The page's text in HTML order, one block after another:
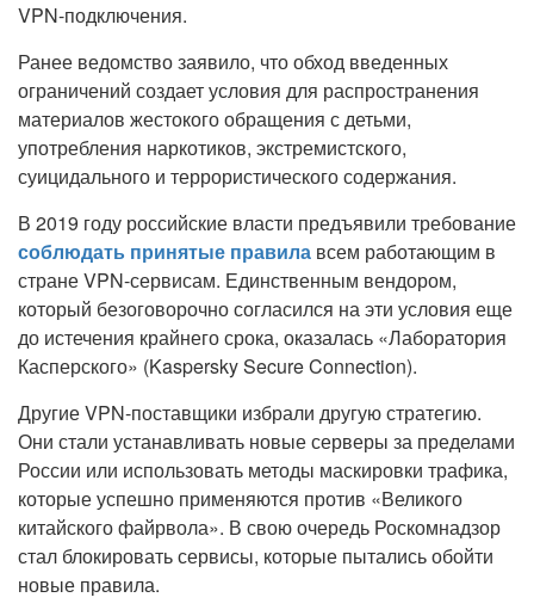
VPN-подключения.
Ранее ведомство заявило, что обход введенных
ограничений создает условия для распространения
материалов жестокого обращения с детьми,
употребления наркотиков, экстремистского,
суицидального и террористического содержания.
В 2019 году российские власти предъявили требование
соблюдать принятые правила всем работающим в
стране VPN-сервисам. Единственным вендором,
который безоговорочно согласился на эти условия еще
до истечения крайнего срока, оказалась «Лаборатория
Касперского» (Kaspersky Secure Connection).
Другие VPN-поставщики избрали другую стратегию.
Они стали устанавливать новые серверы за пределами
России или использовать методы маскировки трафика,
которые успешно применяются против «Великого
китайского файрвола». В свою очередь Роскомнадзор
стал блокировать сервисы, которые пытались обойти
новые правила.